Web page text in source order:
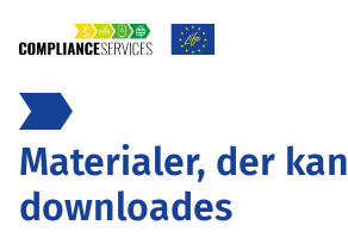
Materialer, der kan
downloades